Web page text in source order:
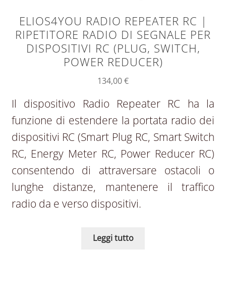
ELIOS4YOU RADIO REPEATER RC |
RIPETITORE RADIO DI SEGNALE PER
DISPOSITIVI RC (PLUG, SWITCH,
POWER REDUCER)
134,00€
Il dispositivo Radio Repeater RC ha la
funzione di estendere la portata radio dei
dispositivi RC (Smart Plug RC, Smart Switch
RC, Energy Meter RC, Power Reducer RC)
consentendo di attraversare ostacoli o
lunghe distanze, mantenere il traffico
radio da e verso dispositivi.
Leggi tutto